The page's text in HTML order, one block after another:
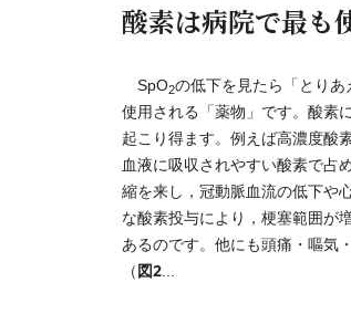
酸素は病院で最も
SpO2の低下を見たら「とり
使用される「薬物」です。酸素
起こり得ます。例えば高濃度酸
血液に吸収されやすい酸素で占
縮を来し，冠動脈血流の低下や
な酸素投与により，梗塞範囲が
あるのです。他にも頭痛・嘔気
（図2